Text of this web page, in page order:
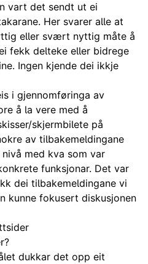
vart det sendt ut ei
Her svarer alle at
eller svært nyttig måte å
fekk delteke eller bidrege
Ingen kjende dei ikkje
i gjennomføringa av
å la vere med å
skjermbilete på
av tilbakemeldingane
med kva som var
funksjonar. Det var
dei tilbakemeldingane vi
kunne fokusert diskusjonen
dukkar det opp eit